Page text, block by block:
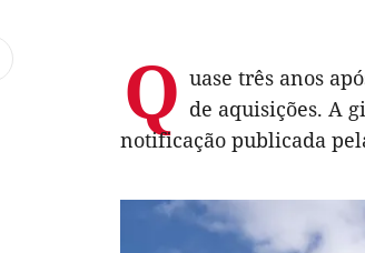
Q uase três anos
de aquisições. A
notificação publicada